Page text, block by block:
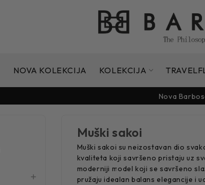
NOVA KOLEKCIJA KOLEKCIJA
Sezonsko
Nova
Sezonsko
Muški sakoi
Muški sakoi su neizostavan dio
kvaliteta koji savršeno pristaju uz
moderniji model koji se savršeno
pružaju idealan balans elegancije i